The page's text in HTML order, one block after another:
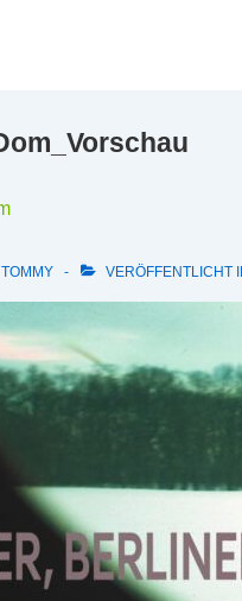
TOMMY VERÖFFENTLICHT